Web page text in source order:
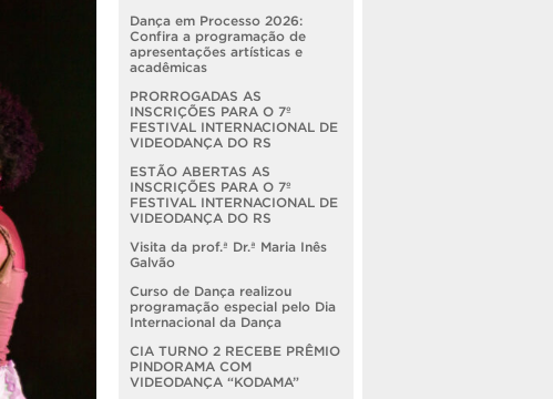
Dança em Processo 2026:
Confira a programação de
apresentações artísticas e
acadêmicas
PRORROGADAS AS
INSCRIÇÕES PARA O 7º
FESTIVAL INTERNACIONAL DE
VIDEODANÇA DO RS
ESTÃO ABERTAS AS
INSCRIÇÕES PARA O 7º
FESTIVAL INTERNACIONAL DE
VIDEODANÇA DO RS
Visita da prof.ª Dr.ª Maria Inês
Galvão
Curso de Dança realizou
programação especial pelo Dia
Internacional da Dança
CIA TURNO 2 RECEBE PRÊMIO
PINDORAMA COM
VIDEODANÇA “KODAMA”